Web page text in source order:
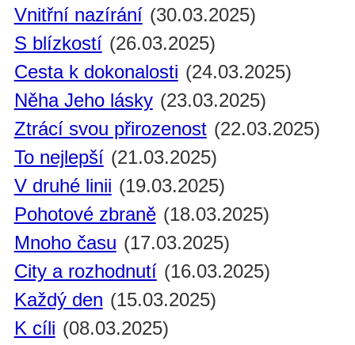
Vnitřní nazírání (30.03.2025)
S blízkostí (26.03.2025)
Cesta k dokonalosti (24.03.2025)
Něha Jeho lásky (23.03.2025)
Ztrácí svou přirozenost (22.03.2025)
To nejlepší (21.03.2025)
V druhé linii (19.03.2025)
Pohotové zbraně (18.03.2025)
Mnoho času (17.03.2025)
City a rozhodnutí (16.03.2025)
Každý den (15.03.2025)
K cíli (08.03.2025)